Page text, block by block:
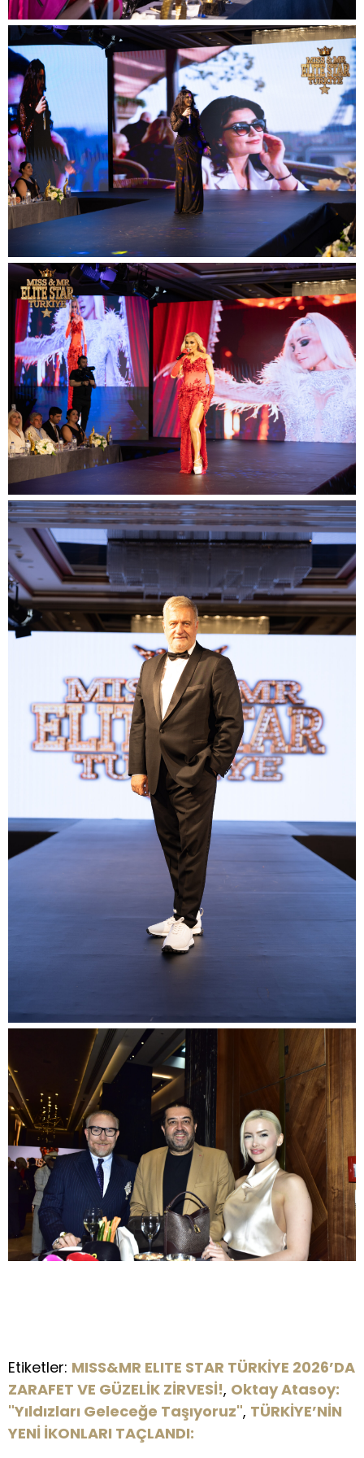
Etiketler: MISS&MR ELITE STAR TÜRKİYE 2026’DA
ZARAFET VE GÜZELİK ZİRVESİ!, Oktay Atasoy:
"Yıldızları Geleceğe Taşıyoruz", TÜRKİYE’NİN
YENİ İKONLARI TAÇLANDI: